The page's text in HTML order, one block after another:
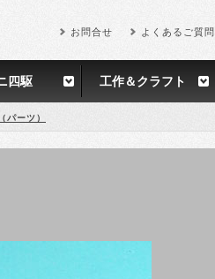
お問合せ よくあるご質問
四駆 工作＆クラフト
パーツ）